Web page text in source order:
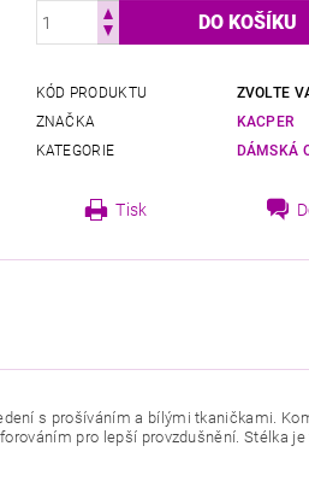
KÓD PRODUKTU
ZVOLTE
ZNAČKA
KACPER
KATEGORIE
DÁMSKÁ
Tisk
s prošíváním a bílými tkaničkami.
pro lepší provzdušnění. Stélka